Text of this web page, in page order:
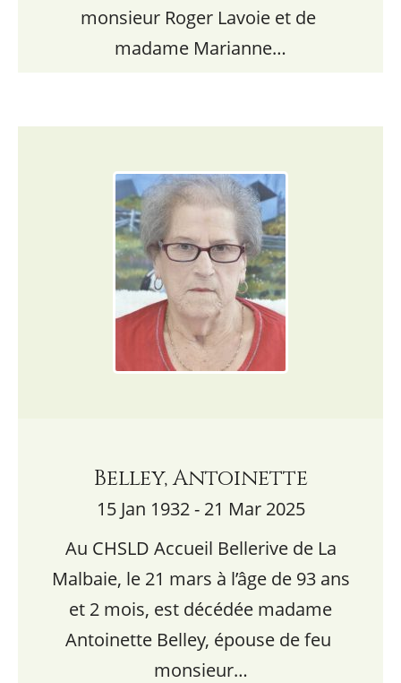
monsieur Roger Lavoie et de
madame Marianne…
Belley, Antoinette
15 Jan 1932 - 21 Mar 2025
Au CHSLD Accueil Bellerive de La
Malbaie, le 21 mars à l’âge de 93 ans
et 2 mois, est décédée madame
Antoinette Belley, épouse de feu
monsieur…